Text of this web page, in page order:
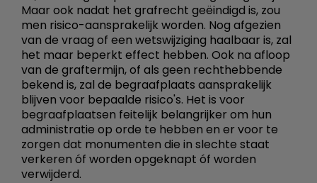
Maar ook nadat het grafrecht geëindigd is, zou
men risico-aansprakelijk worden. Nog afgezien
van de vraag of een wetswijziging haalbaar is, zal
het maar beperkt effect hebben. Ook na afloop
van de graftermijn, of als geen rechthebbende
bekend is, zal de begraafplaats aansprakelijk
blijven voor bepaalde risico's. Het is voor
begraafplaatsen feitelijk belangrijker om hun
administratie op orde te hebben en er voor te
zorgen dat monumenten die in slechte staat
verkeren óf worden opgeknapt óf worden
verwijderd.